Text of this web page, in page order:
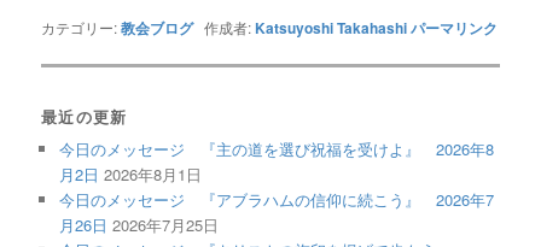
カテゴリー:教会ブログ作成者: Katsuyoshi Takahashiパーマリンク
最近の更新
今日のメッセージ 『主の道を選び祝福を受けよ』 2026年8
月2日 2026年8月1日
今日のメッセージ 『アブラハムの信仰に続こう』 2026年7
月26日 2026年7月25日